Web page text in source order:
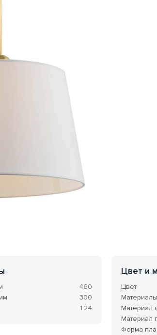
товара белый, золотистый. Используемые
мощности хватит для освещения 2.2 м2.
E27. Вид ламп: накаливания.
40 Вт. Напряжение 220-240 Вольт.
на товар 2 года.
Детали, необходимые для сборки товара.
службами или маркетплейсом
при транспортировке - усиление
460
300
1.24
Цвет и
Цвет
Материалы
Материал
Материал
Форма